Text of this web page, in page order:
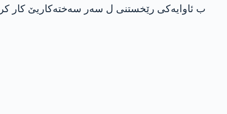
ب ئاوایەکی رێخستنی ل سەر سەختەکاریێ کار